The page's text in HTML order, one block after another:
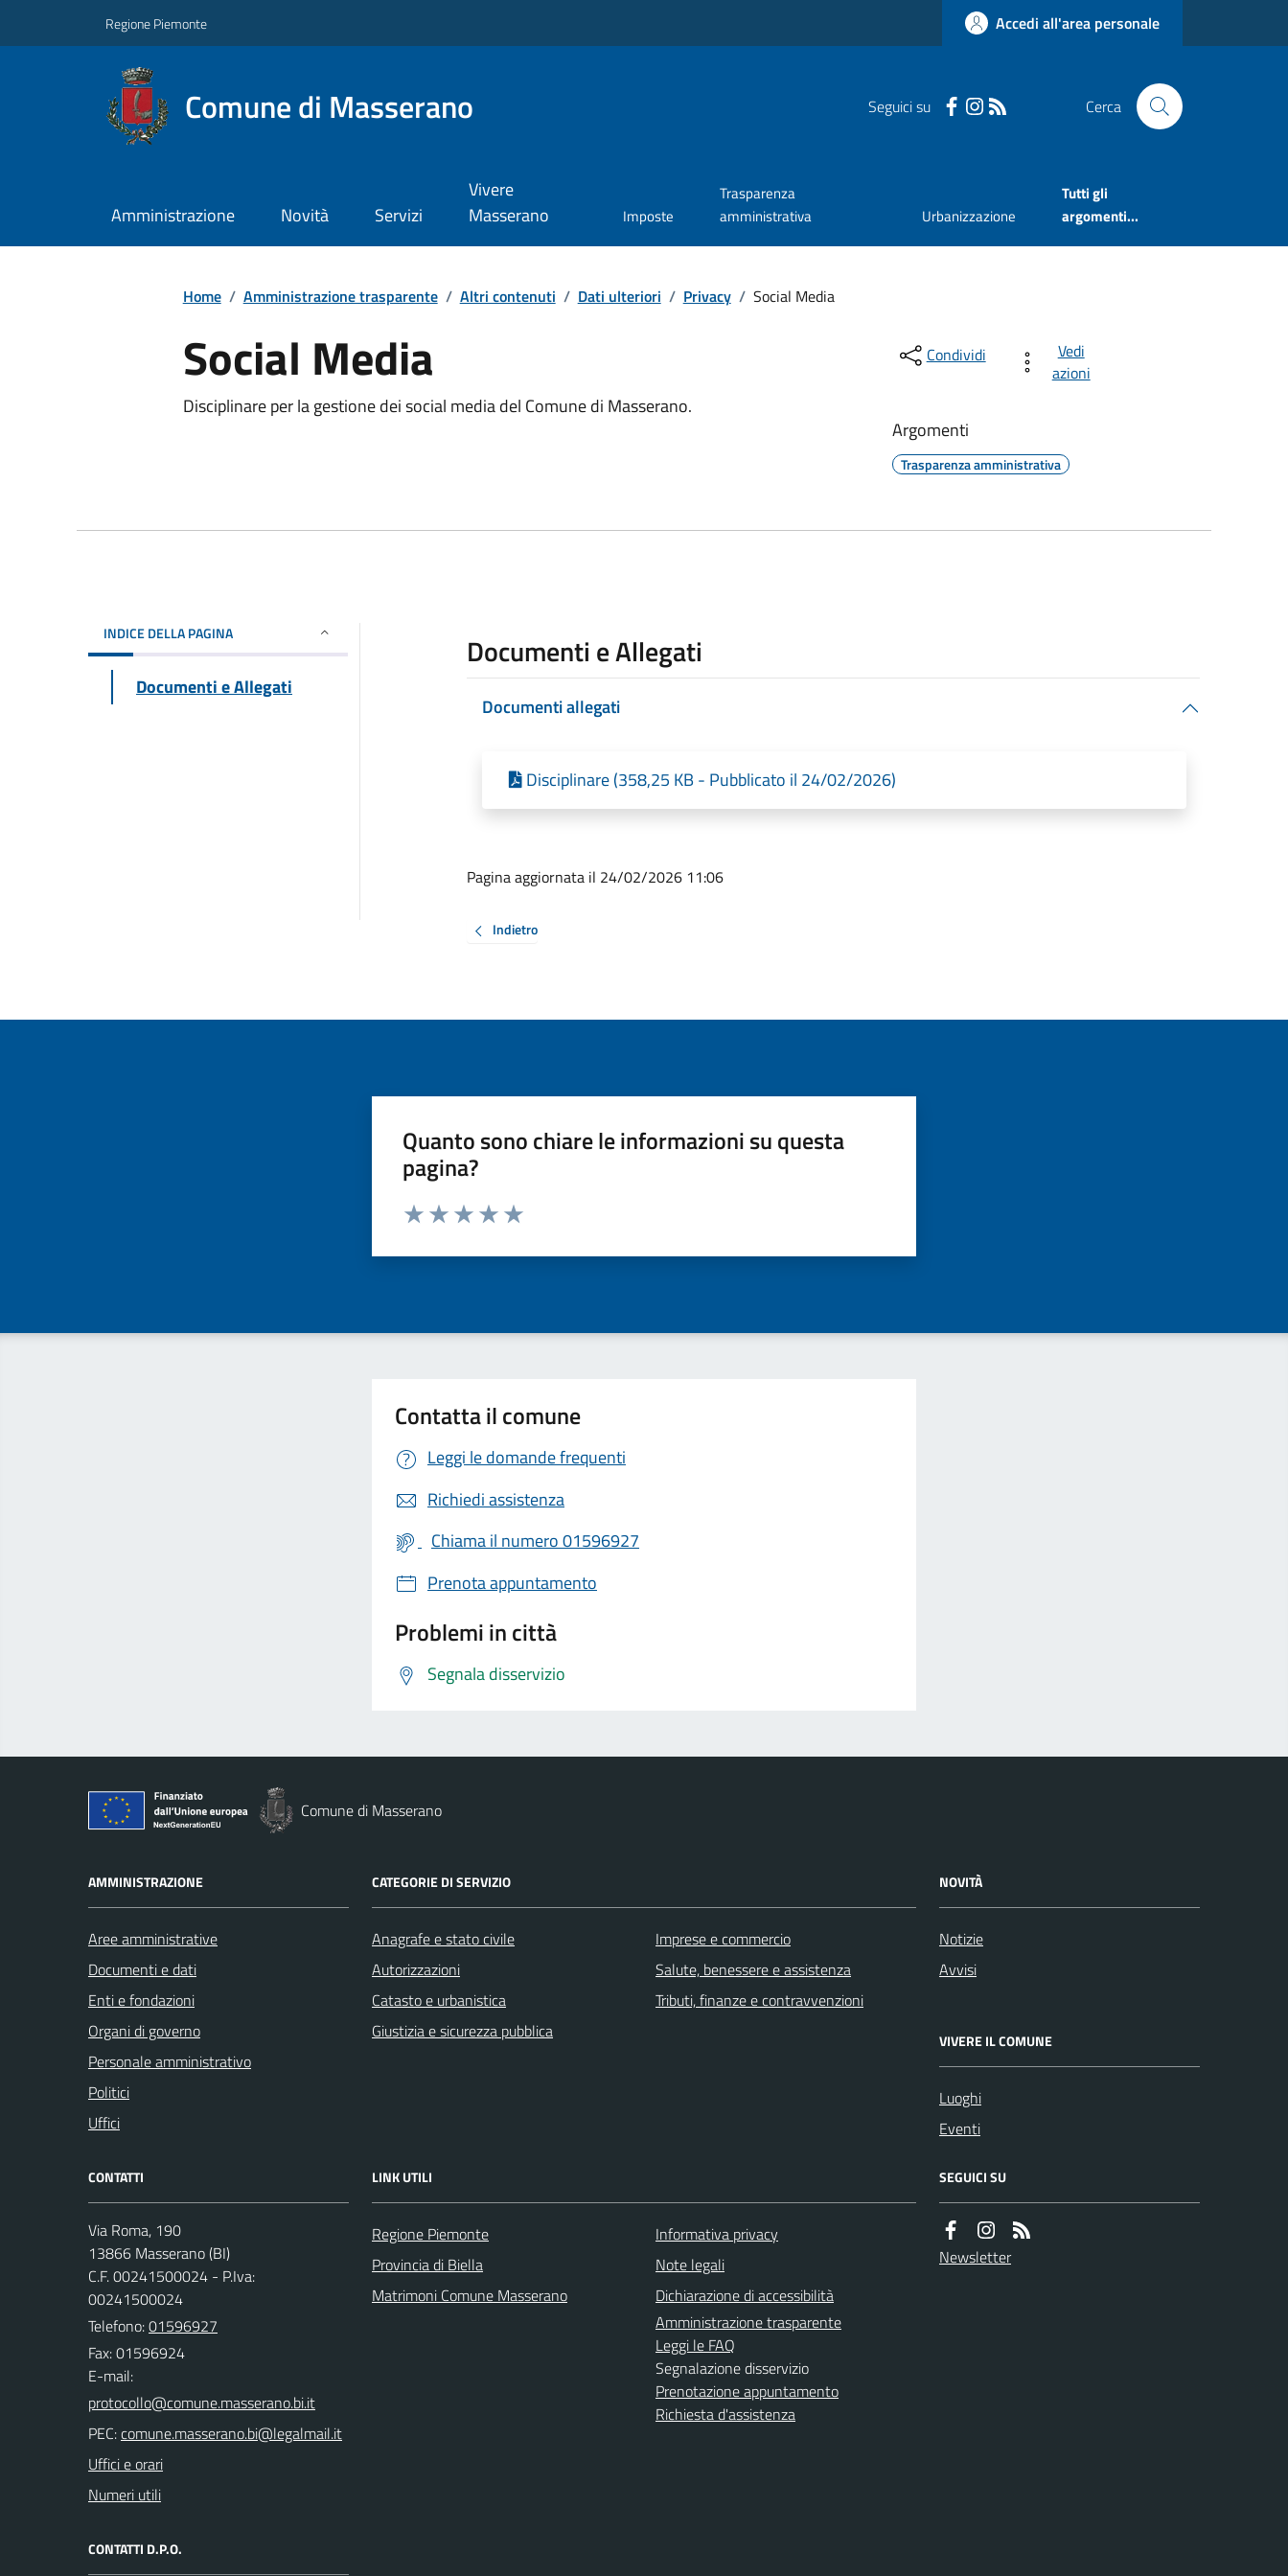
Regione Piemonte Accedi all'area personale
Comune di Masserano Seguici su Cerca
Amministrazione Novità Servizi
Vivere
Masserano
Imposte
Trasparenza
amministrativa
Urbanizzazione
Tutti gli
argomenti...
Home / Amministrazione trasparente / Altri contenuti / Dati ulteriori / Privacy / Social Media
Social Media
Disciplinare per la gestione dei social media del Comune di Masserano.
Condividi
Vedi
azioni
Argomenti
Trasparenza amministrativa
INDICE DELLA PAGINA
Documenti e Allegati
Documenti e Allegati
Documenti allegati
Disciplinare (358,25 KB - Pubblicato il 24/02/2026)
Pagina aggiornata il 24/02/2026 11:06
Indietro
Quanto sono chiare le informazioni su questa
pagina?
Valuta da 1 a 5 stelle la pagina
Contatta il comune
Leggi le domande frequenti
Richiedi assistenza
Chiama il numero 01596927
Prenota appuntamento
Problemi in città
Segnala disservizio
Comune di Masserano
AMMINISTRAZIONE
Aree amministrative
Documenti e dati
Enti e fondazioni
Organi di governo
Personale amministrativo
Politici
Uffici
CATEGORIE DI SERVIZIO
Anagrafe e stato civile
Autorizzazioni
Catasto e urbanistica
Giustizia e sicurezza pubblica
Imprese e commercio
Salute, benessere e assistenza
Tributi, finanze e contravvenzioni
NOVITÀ
Notizie
Avvisi
VIVERE IL COMUNE
Luoghi
Eventi
CONTATTI
Via Roma, 190
13866 Masserano (BI)
C.F. 00241500024 - P.Iva:
00241500024
Telefono:01596927
Fax: 01596924
E-mail:
PEC:
Uffici e orari
Numeri utili
CONTATTI D.P.O.
LINK UTILI
Regione Piemonte
Provincia di Biella
Matrimoni Comune Masserano
Informativa privacy
Note legali
Dichiarazione di accessibilità
Amministrazione trasparente
Leggi le FAQ
Segnalazione disservizio
Prenotazione appuntamento
Richiesta d'assistenza
SEGUICI SU
Newsletter